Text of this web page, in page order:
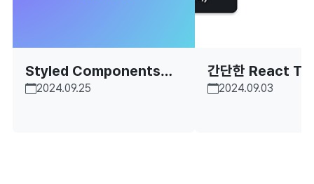
Styled Components에
서 Reset CSS 적용하기
2024.09.25
간단한 React To
만들어보자
2024.09.03